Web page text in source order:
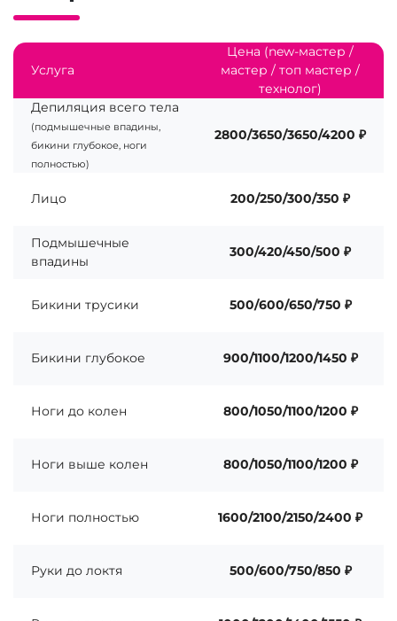
Услуга
Цена (new-мастер /
мастер / топ мастер /
технолог)
Депиляция всего тела
(подмышечные впадины,
бикини глубокое, ноги
полностью)
2800/3650/3650/4200 ₽
Лицо 200/250/300/350 ₽
Подмышечные
впадины
300/420/450/500 ₽
Бикини трусики 500/600/650/750 ₽
Бикини глубокое 900/1100/1200/1450 ₽
Ноги до колен 800/1050/1100/1200 ₽
Ноги выше колен 800/1050/1100/1200 ₽
Ноги полностью 1600/2100/2150/2400 ₽
Руки до локтя 500/600/750/850 ₽